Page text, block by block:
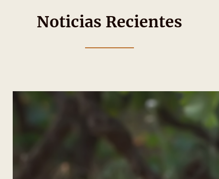
Noticias Recientes